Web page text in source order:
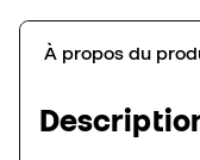
À propos du